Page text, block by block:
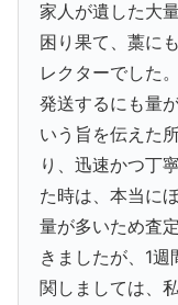
家人が遺した大
困り果て、藁に
レクターでした。
発送するにも量
いう旨を伝えた
り、迅速かつ丁
た時は、本当に
量が多いため査
きましたが、1
関しましては、